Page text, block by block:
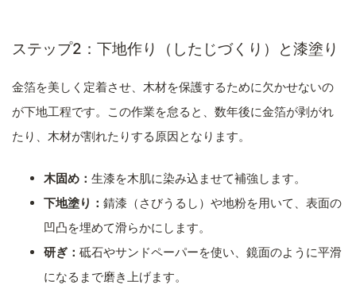
ステップ2：下地作り（したじづくり）と漆塗り
金箔を美しく定着させ、木材を保護するために欠かせないの
が下地工程です。この作業を怠ると、数年後に金箔が剥がれ
たり、木材が割れたりする原因となります。
木固め： 生漆を木肌に染み込ませて補強します。
下地塗り： 錆漆（さびうるし）や地粉を用いて、表面の
凹凸を埋めて滑らかにします。
研ぎ： 砥石やサンドペーパーを使い、鏡面のように平滑
になるまで磨き上げます。